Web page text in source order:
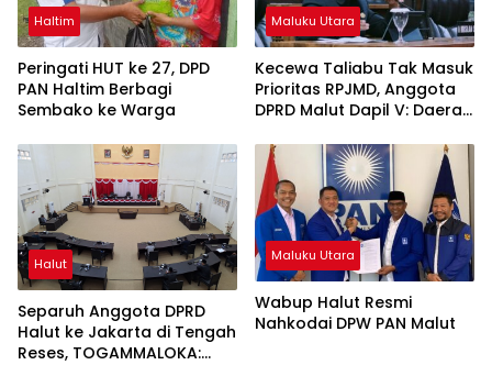
Haltim
Peringati HUT ke 27, DPD
PAN Haltim Berbagi
Sembako ke Warga
Maluku Utara
Kecewa Taliabu Tak Masuk
Prioritas RPJMD, Anggota
DPRD Malut Dapil V: Daerah
Halut
Separuh Anggota DPRD
Halut ke Jakarta di Tengah
Reses, TOGAMMALOKA:
Maluku Utara
Wabup Halut Resmi
Nahkodai DPW PAN Malut